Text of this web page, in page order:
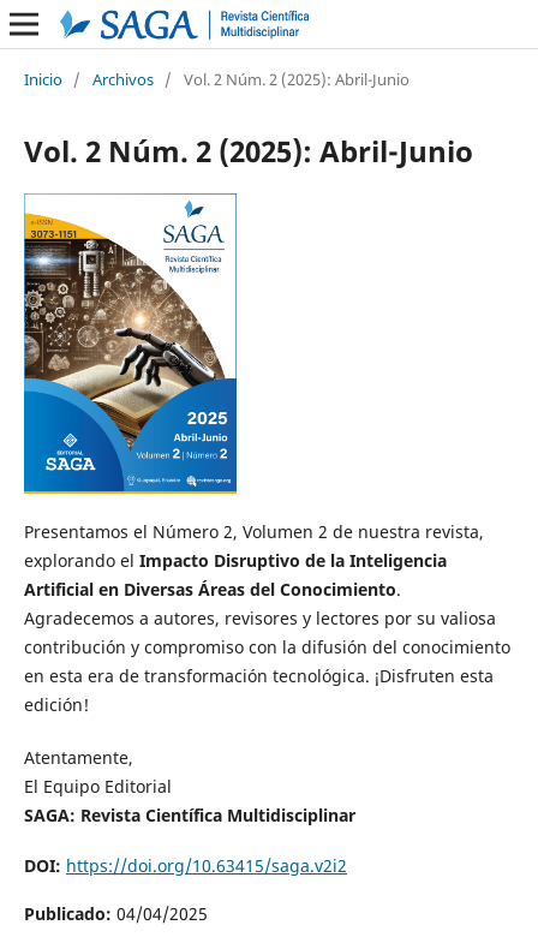
Inicio / Archivos / Vol. 2 Núm. 2 (2025): Abril-Junio
Vol. 2 Núm. 2 (2025): Abril-Junio
Presentamos el Número 2, Volumen 2 de nuestra revista,
explorando el Impacto Disruptivo de la Inteligencia
Artificial en Diversas Áreas del Conocimiento.
Agradecemos a autores, revisores y lectores por su valiosa
contribución y compromiso con la difusión del conocimiento
en esta era de transformación tecnológica. ¡Disfruten esta
edición!
Atentamente,
El Equipo Editorial
SAGA: Revista Científica Multidisciplinar
DOI: https://doi.org/10.63415/saga.v2i2
Publicado: 04/04/2025